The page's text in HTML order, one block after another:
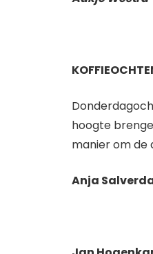
hoogte
manier om de
Anja